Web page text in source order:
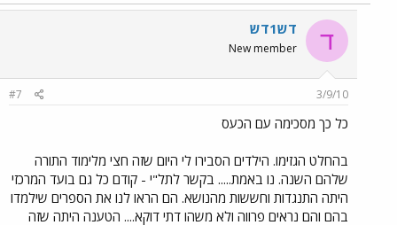
ד דש1דש
New member
3/9/10
#7
כל כך מסכימה עם הכעס
בהחלט הגזימו. הילדים הסבירו לי היום שזה חצי מלימוד התורה
שלהם השנה. נו באמת..... בקשר לתל"י - קודם כל גם בועד המרכזי
היתה התנגדות וחששות מהנושא. הם הראו לנו את הספרים שילמדו
בהם והם נראים פרווה ולא משהו דתי דוקא.... הטענה היתה שזה